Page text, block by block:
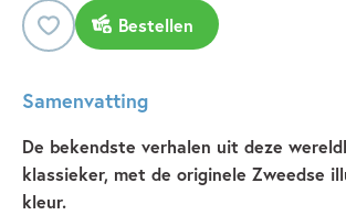
Bestellen
Samenvatting
De bekendste verhalen uit deze
klassieker, met de originele Zweedse
kleur.